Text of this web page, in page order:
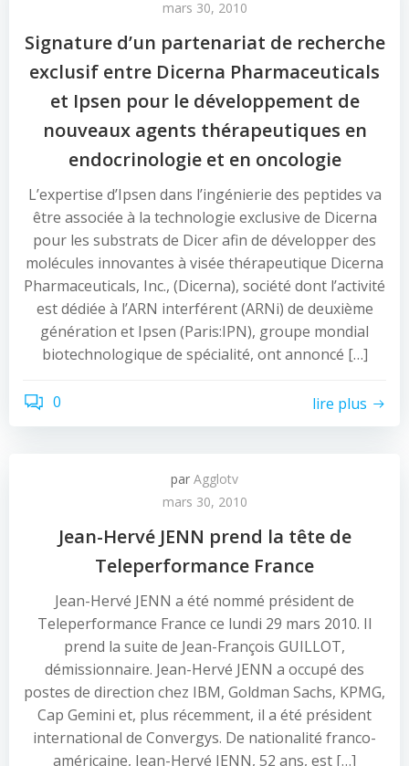
mars 30, 2010
Signature d’un partenariat de recherche
exclusif entre Dicerna Pharmaceuticals
et Ipsen pour le développement de
nouveaux agents thérapeutiques en
endocrinologie et en oncologie
L’expertise d’Ipsen dans l’ingénierie des peptides va
être associée à la technologie exclusive de Dicerna
pour les substrats de Dicer afin de développer des
molécules innovantes à visée thérapeutique Dicerna
Pharmaceuticals, Inc., (Dicerna), société dont l’activité
est dédiée à l’ARN interférent (ARNi) de deuxième
génération et Ipsen (Paris:IPN), groupe mondial
biotechnologique de spécialité, ont annoncé […]
0 lire plus
par Agglotv
mars 30, 2010
Jean-Hervé JENN prend la tête de
Teleperformance France
Jean-Hervé JENN a été nommé président de
Teleperformance France ce lundi 29 mars 2010. Il
prend la suite de Jean-François GUILLOT,
démissionnaire. Jean-Hervé JENN a occupé des
postes de direction chez IBM, Goldman Sachs, KPMG,
Cap Gemini et, plus récemment, il a été président
international de Convergys. De nationalité franco-
américaine, Jean-Hervé JENN, 52 ans, est […]